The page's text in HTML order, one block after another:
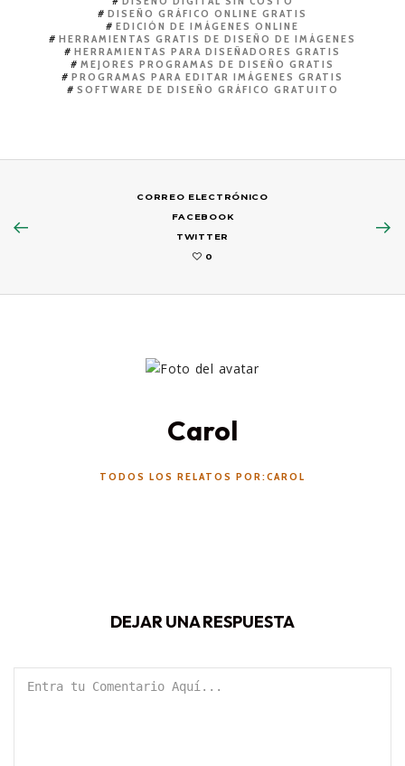
DISEÑO GRÁFICO ONLINE GRATIS
EDICIÓN DE IMÁGENES ONLINE
HERRAMIENTAS GRATIS DE DISEÑO DE IMÁGENES
HERRAMIENTAS PARA DISEÑADORES GRATIS
MEJORES PROGRAMAS DE DISEÑO GRATIS
PROGRAMAS PARA EDITAR IMÁGENES GRATIS
SOFTWARE DE DISEÑO GRÁFICO GRATUITO
CORREO ELECTRÓNICO
FACEBOOK
TWITTER
0
Carol
TODOS LOS RELATOS POR:CAROL
DEJAR UNA RESPUESTA